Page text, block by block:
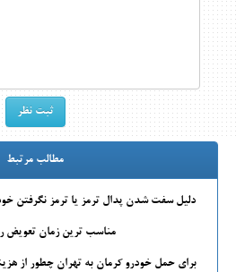
مطالب مرتبط
دلیل سفت شدن پدال ترمز یا ترمز نگرفتن
مناسب ترین زمان تعویض
برای حمل خودرو کرمان به تهران چطور از